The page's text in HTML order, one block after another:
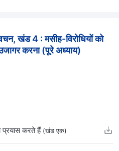
खंड 4 : मसीह-विरोधियों को
करना (पूरे अध्याय)
प्रयास करते हैं (खंड एक)